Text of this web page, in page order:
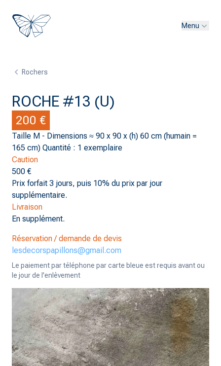
Menu
Rochers
ROCHE #13 (U)
200 €
Taille M - Dimensions ≈ 90 x 90 x (h) 60 cm (humain =
165 cm) Quantité : 1 exemplaire
Caution
500 €
Prix forfait 3 jours, puis 10% du prix par jour
supplémentaire.
Livraison
En supplément.
Réservation / demande de devis
lesdecorspapillons@gmail.com
Le paiement par téléphone par carte bleue est requis avant ou
le jour de l'enlèvement